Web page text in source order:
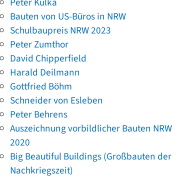
Bauten von US-Büros in NRW
Schulbaupreis NRW 2023
Peter Zumthor
David Chipperfield
Harald Deilmann
Gottfried Böhm
Schneider von Esleben
Peter Behrens
Auszeichnung vorbildlicher Bauten NRW
2020
Big Beautiful Buildings (Großbauten der
Nachkriegszeit)